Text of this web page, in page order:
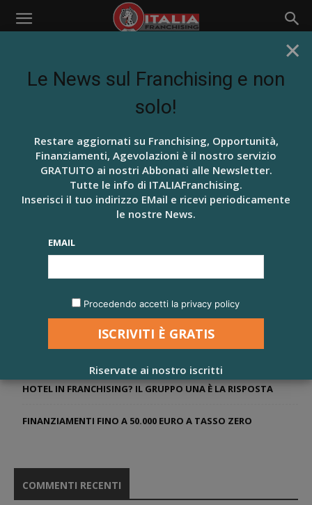
DESIGN & PHOTOGRAPHY
BRUTTO ANATROCCOLO
Nessun Articolo da visualizzare
ARTICOLI RECENTI
ACQUA DELLE MARMORE, PARTE IL PROGETTO NEGOZI
HOTEL IN FRANCHISING? IL GRUPPO UNA È LA RISPOSTA
FINANZIAMENTI FINO A 50.000 EURO A TASSO ZERO
COMMENTI RECENTI
×
Le News sul Franchising e non
solo!
Restare aggiornati su Franchising, Opportunità,
Finanziamenti, Agevolazioni è il nostro servizio
GRATUITO ai nostri Abbonati alle Newsletter.
Tutte le info di ITALIAFranchising.
Inserisci il tuo indirizzo EMail e ricevi periodicamente
le nostre News.
EMAIL
Procedendo accetti la privacy policy
Riservate ai nostro iscritti